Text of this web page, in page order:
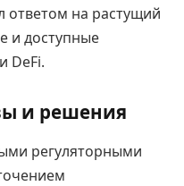
ответом на растущий
и доступные
DeFi.
и решения
регуляторными